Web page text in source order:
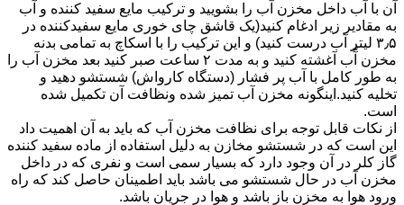
آن با آب داخل مخزن آب را بشویید و ترکیب مایع سفید کننده و آب
به مقادیر زیر ادغام کنید(یک قاشق چای خوری مایع سفیدکننده در
۳٫۵ لیتر آب درست کنید) و این ترکیب را با اسکاچ به تمامی بدنه
مخزن آّب آغشته کنید و به مدت ۲ ساعت صبر کنید بعد مخزن آب را
به طور کامل با آب پر فشار (دستگاه کارواش) شستشو دهید و
تخلیه کنید.اینگونه مخزن آب تمیز شده ونظافت آن تکمیل شده
است.
از نکات قابل توجه برای نظافت مخزن آب که باید به آن اهمیت داد
این است که در شستشو مخازن به دلیل استفاده از ماده سفید کننده
گاز کلر در آن وجود دارد که بسیار سمی است و نفری که در داخل
مخزن آب در حال شستشو می باشد باید اطمینان حاصل کند که راه
ورود هوا به مخزن باز باشد و هوا در جریان باشد.